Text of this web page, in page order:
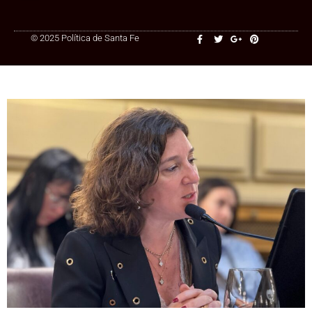
© 2025 Política de Santa Fe